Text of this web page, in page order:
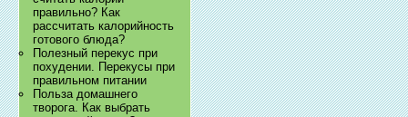
правильно? Как
рассчитать калорийность
готового блюда?
Полезный перекус при
похудении. Перекусы при
правильном питании
Польза домашнего
творога. Как выбрать